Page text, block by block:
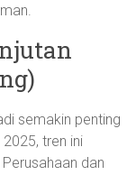
semakin penting
tren ini
dan